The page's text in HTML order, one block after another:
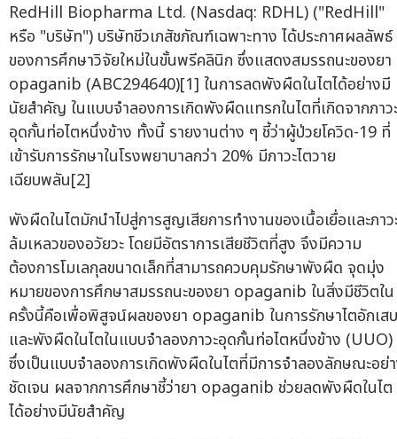
RedHill Biopharma Ltd. (Nasdaq: RDHL) ("RedHill"
หรือ "บริษัท") บริษัทชีวเภสัชภัณฑ์เฉพาะทาง ได้ประกาศผลลัพธ์
ของการศึกษาวิจัยใหม่ในขั้นพรีคลินิก ซึ่งแสดงสมรรถนะของยา
opaganib (ABC294640)[1] ในการลดพังผืดในไตได้อย่างมี
นัยสำคัญ ในแบบจำลองการเกิดพังผืดแทรกในไตที่เกิดจากภาว
อุดกั้นท่อไตหนึ่งข้าง ทั้งนี้ รายงานต่าง ๆ ชี้ว่าผู้ป่วยโควิด-19 ที่
เข้ารับการรักษาในโรงพยาบาลกว่า 20% มีภาวะไตวาย
เฉียบพลัน[2]
พังผืดในไตมักนำไปสู่การสูญเสียการทำงานของเนื้อเยื่อและภาว
ล้มเหลวของอวัยวะ โดยมีอัตราการเสียชีวิตที่สูง จึงมีความ
ต้องการโมเลกุลขนาดเล็กที่สามารถควบคุมรักษาพังผืด จุดมุ่ง
หมายของการศึกษาสมรรถนะของยา opaganib ในสิ่งมีชีวิตใน
ครั้งนี้คือเพื่อพิสูจน์ผลของยา opaganib ในการรักษาไตอักเสบ
และพังผืดในไตในแบบจำลองภาวะอุดกั้นท่อไตหนึ่งข้าง (UUO)
ซึ่งเป็นแบบจำลองการเกิดพังผืดในไตที่มีการจำลองลักษณะอย่
ชัดเจน ผลจากการศึกษาชี้ว่ายา opaganib ช่วยลดพังผืดในไต
ได้อย่างมีนัยสำคัญ